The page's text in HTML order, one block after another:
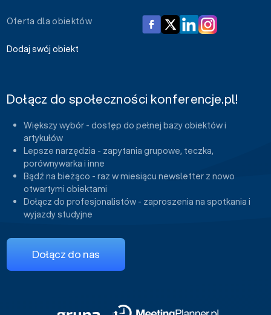
Oferta dla obiektów
Dodaj swój obiekt
Dołącz do społeczności konferencje.pl!
Większy wybór - dostęp do pełnej bazy obiektów i
artykułów
Lepsze narzędzia - zapytania grupowe, teczka,
porównywarka i inne
Bądź na bieżąco - raz w miesiącu newsletter z nowo
otwartymi obiektami
Dołącz do profesjonalistów - zaproszenia na spotkania i
wyjazdy studyjne
Dołącz do nas